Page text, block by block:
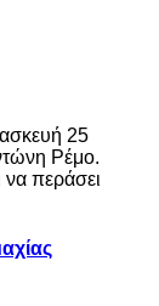
25
Ρέμο.
να περάσει